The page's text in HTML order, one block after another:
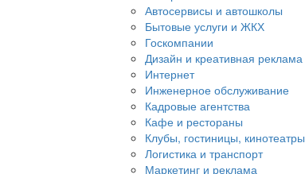
Автосервисы и автошколы
Бытовые услуги и ЖКХ
Госкомпании
Дизайн и креативная реклама
Интернет
Инженерное обслуживание
Кадровые агентства
Кафе и рестораны
Клубы, гостиницы, кинотеатры
Логистика и транспорт
Маркетинг и реклама